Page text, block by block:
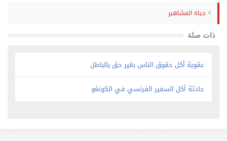
حياة المشاهير
ذات صلة
عقوبة أكل حقوق الناس بغير حق بالباطل
حادثة أكل السفير الفرنسي في الكونغو